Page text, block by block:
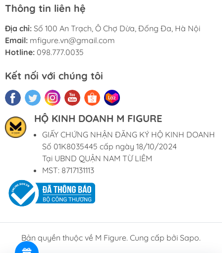
Thông tin liên hệ
Địa chỉ: Số 100 An Trạch, Ô Chợ Dừa, Đống Đa, Hà Nội
Email: mfigure.vn@gmail.com
Hotline: 098.777.0035
Kết nối với chúng tôi
HỘ KINH DOANH M FIGURE
GIẤY CHỨNG NHẬN ĐĂNG KÝ HỘ KINH DOANH
Số 01K8035445 cấp ngày 18/10/2024
Tại UBND QUẬN NAM TỪ LIÊM
MST: 8717131113
Bản quyền thuộc về M Figure. Cung cấp bởi Sapo.